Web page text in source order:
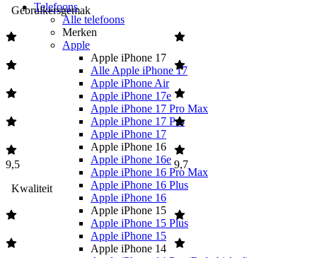
Telefoons
Alle telefoons
Merken
Apple
Apple iPhone 17
Alle Apple iPhone 17
Apple iPhone Air
Apple iPhone 17e
Apple iPhone 17 Pro Max
Apple iPhone 17 Pro
Apple iPhone 17
Apple iPhone 16
Apple iPhone 16e
Apple iPhone 16 Pro Max
Apple iPhone 16 Plus
Apple iPhone 16
Apple iPhone 15
Apple iPhone 15 Plus
Apple iPhone 15
Apple iPhone 14
Gebruikersgemak
9,5
9,7
Kwaliteit